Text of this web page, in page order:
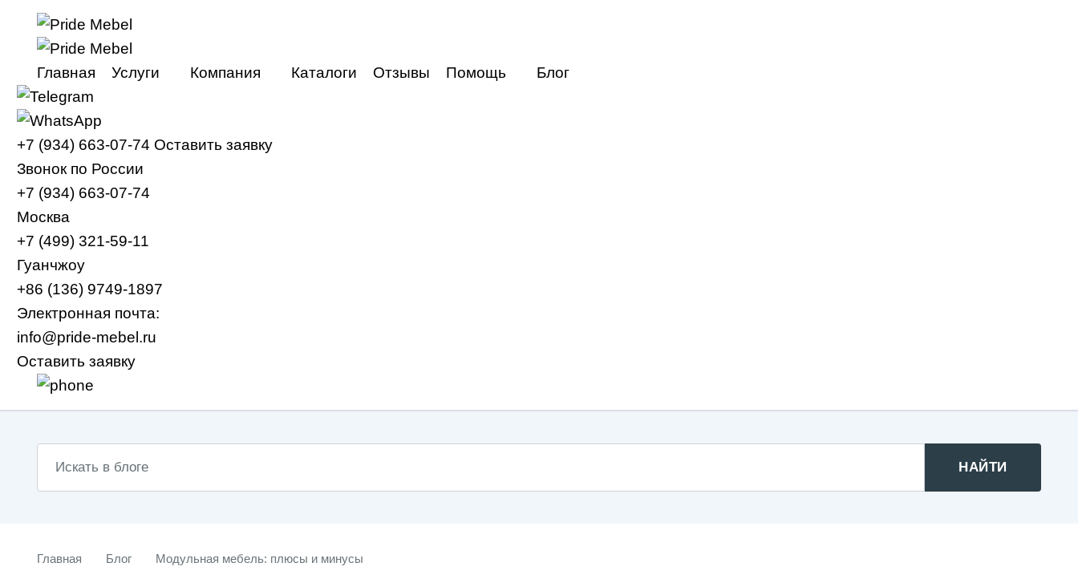
Главная Услуги
Мебельные туры в Гуанчжоу
Доставка из Китая
Компания
Видео
Каталоги Отзывы Помощь Блог
+7 (934) 663-07-74 Оставить заявку
Звонок по России
+7 (934) 663-07-74
Москва
+7 (499) 321-59-11
Гуанчжоу
+86 (136) 9749-1897
Электронная почта:
info@pride-mebel.ru
Оставить заявку
НАЙТИ
Главная Блог Модульная мебель: плюсы и минусы